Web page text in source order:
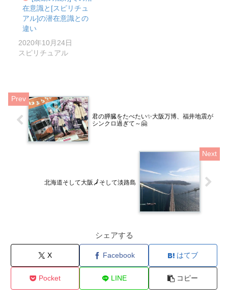
在意識と[スピリチュ
アル]の潜在意識との
違い
2020年10月24日
スピリチュアル
君の膵臓をたべたい✨大阪万博、福井地震が
シンクロ過ぎて～🤗
北海道そして大阪🗾そして淡路島
シェアする
X Facebook はてブ
Pocket LINE コピー